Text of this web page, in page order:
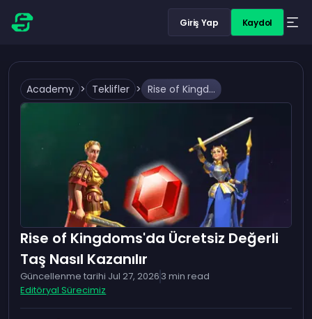
Giriş Yap Kaydol
Academy > Teklifler > Rise of Kingdoms'da Ücretsiz Değerli Taş Nasıl Kazanılır
Rise of Kingdoms'da Ücretsiz Değerli
Taş Nasıl Kazanılır
Güncellenme tarihi Jul 27, 2026 3 min read
Editöryal Sürecimiz